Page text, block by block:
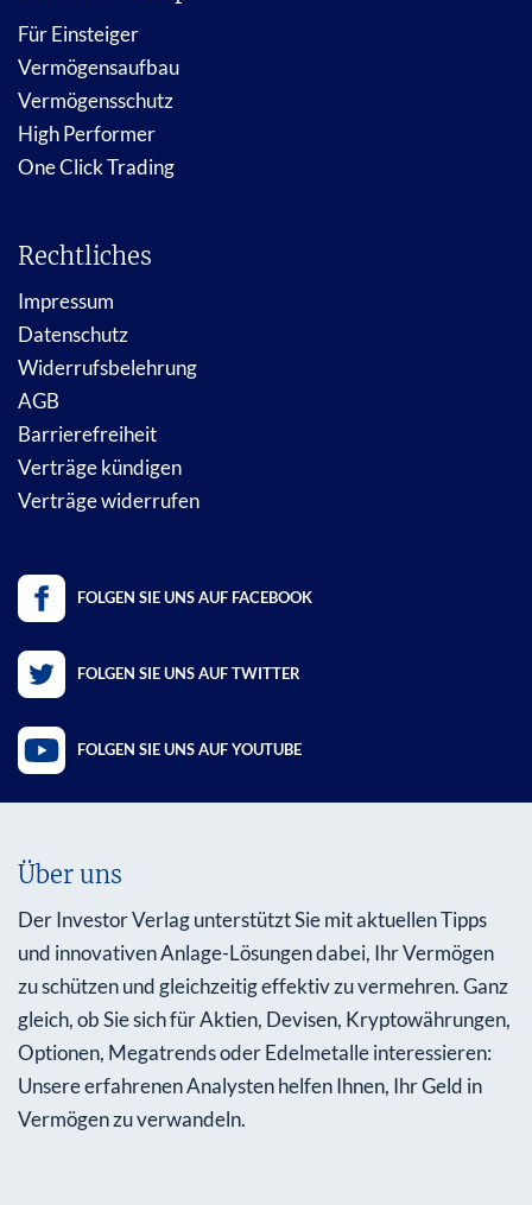
Für Einsteiger
Vermögensaufbau
Vermögensschutz
High Performer
One Click Trading
Rechtliches
Impressum
Datenschutz
Widerrufsbelehrung
AGB
Barrierefreiheit
Verträge kündigen
Verträge widerrufen
FOLGEN SIE UNS AUF FACEBOOK
FOLGEN SIE UNS AUF TWITTER
FOLGEN SIE UNS AUF YOUTUBE
Über uns
Der Investor Verlag unterstützt Sie mit aktuellen Tipps
und innovativen Anlage-Lösungen dabei, Ihr Vermögen
zu schützen und gleichzeitig effektiv zu vermehren. Ganz
gleich, ob Sie sich für Aktien, Devisen, Kryptowährungen,
Optionen, Megatrends oder Edelmetalle interessieren:
Unsere erfahrenen Analysten helfen Ihnen, Ihr Geld in
Vermögen zu verwandeln.